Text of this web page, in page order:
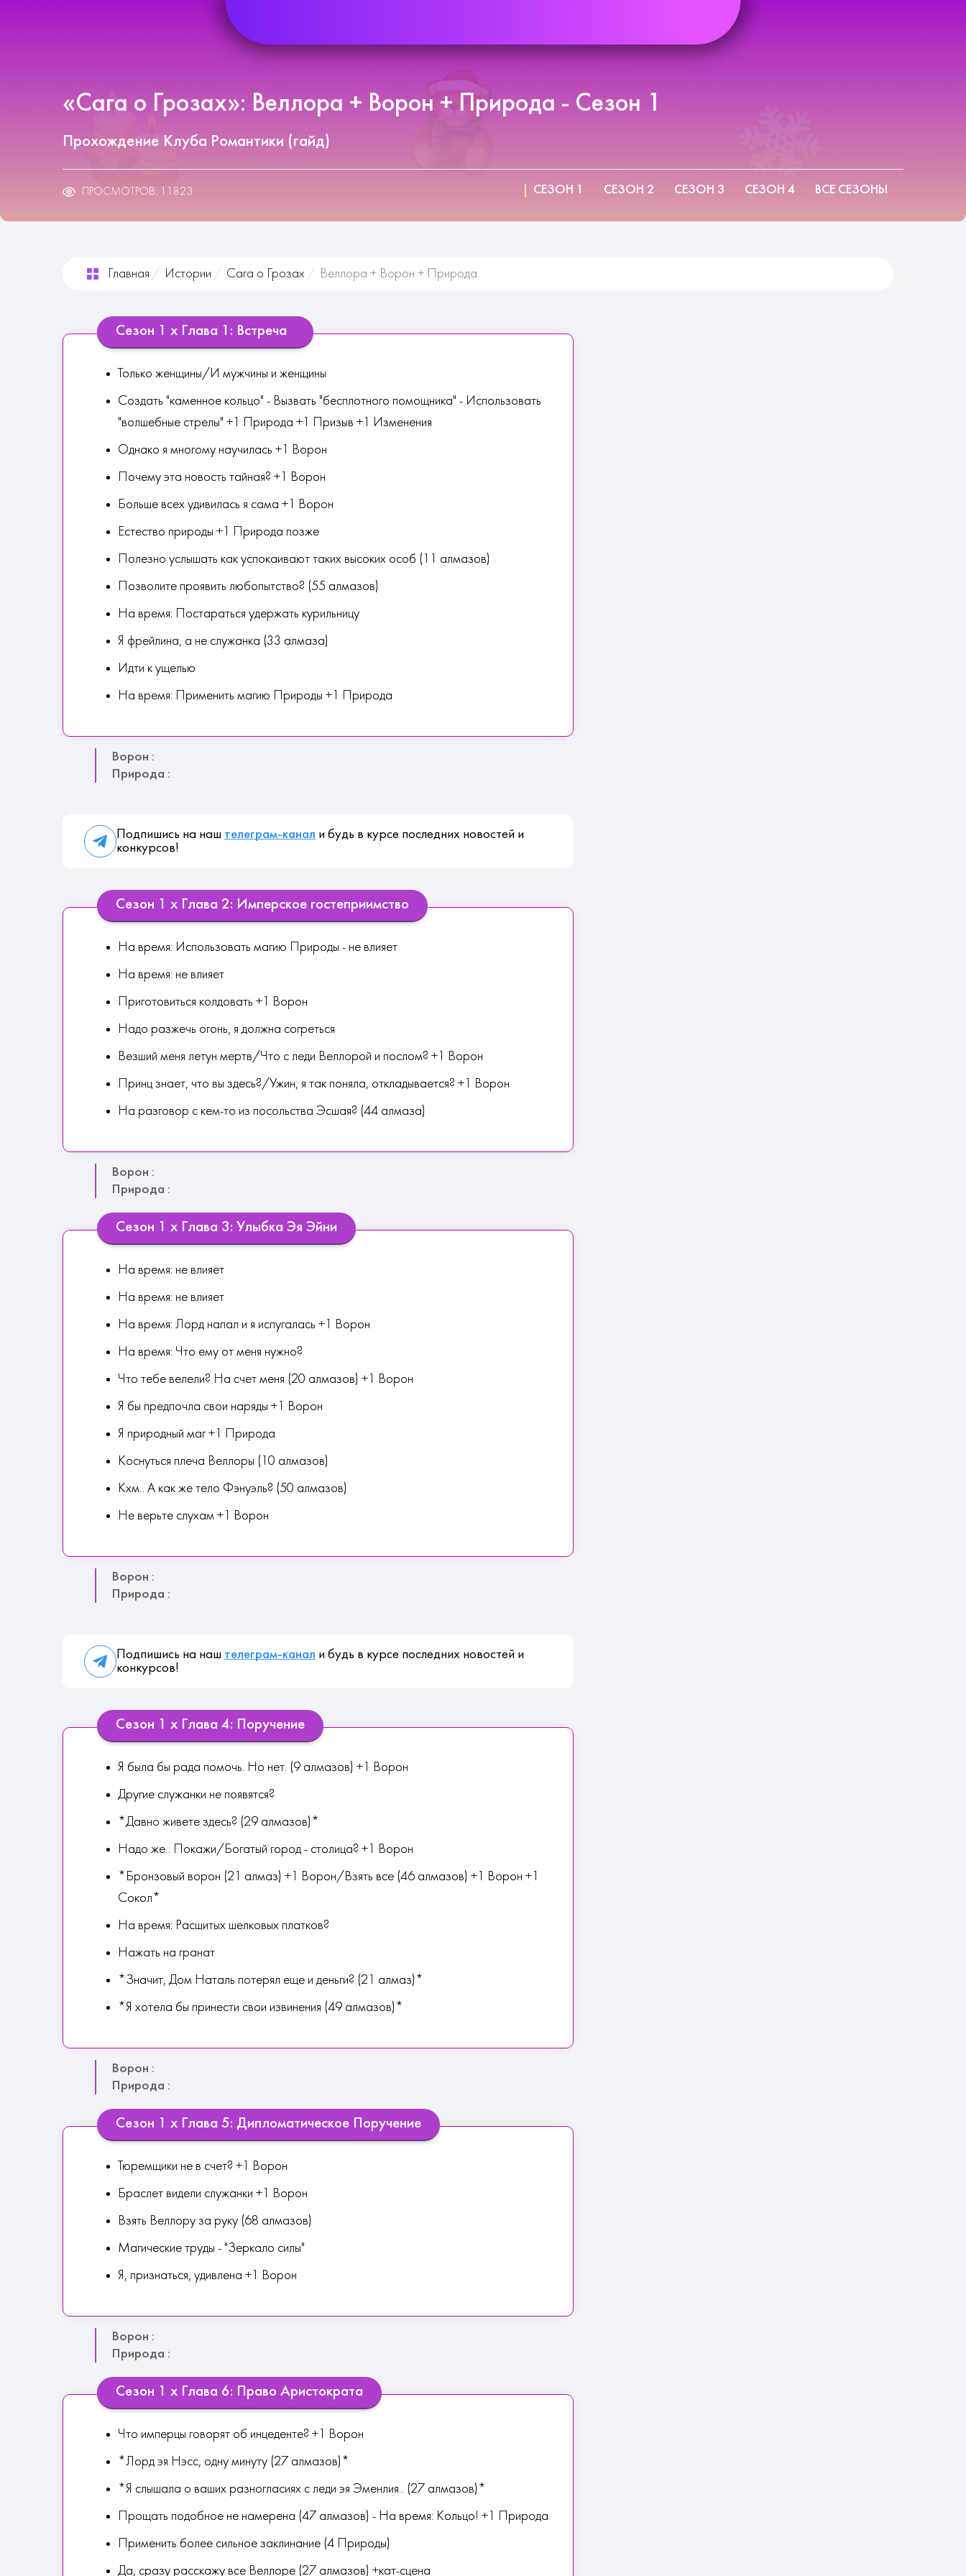
«Сага о Грозах»: Веллора + Ворон + Природа - Сезон 1
Прохождение Клуба Романтики (гайд)
ПРОСМОТРОВ: 11823 СЕЗОН 1 СЕЗОН 2 СЕЗОН 3 СЕЗОН 4 ВСЕ СЕЗОНЫ
Главная Истории Сага о Грозах Веллора + Ворон + Природа
Сезон 1 х Глава 1: Встреча
Только женщины/И мужчины и женщины
Создать "каменное кольцо" - Вызвать "бесплотного помощника" - Использовать
"волшебные стрелы" +1 Природа +1 Призыв +1 Изменения
Однако я многому научилась +1 Ворон
Почему эта новость тайная? +1 Ворон
Больше всех удивилась я сама +1 Ворон
Естество природы +1 Природа позже
Полезно услышать как успокаивают таких высоких особ (11 алмазов)
Позволите проявить любопытство? (55 алмазов)
На время: Постараться удержать курильницу
Я фрейлина, а не служанка (33 алмаза)
Идти к ущелью
На время: Применить магию Природы +1 Природа
Ворон :
Природа :
Подпишись на наш телеграм-канал и будь в курсе последних новостей и
конкурсов!
Сезон 1 х Глава 2: Имперское гостеприимство
На время: Использовать магию Природы - не влияет
На время: не влияет
Приготовиться колдовать +1 Ворон
Надо разжечь огонь, я должна согреться
Везший меня летун мертв/Что с леди Веллорой и послом? +1 Ворон
Принц знает, что вы здесь?/Ужин, я так поняла, откладывается? +1 Ворон
На разговор с кем-то из посольства Эсшая? (44 алмаза)
Ворон :
Природа :
Сезон 1 х Глава 3: Улыбка Эя Эйни
На время: не влияет
На время: не влияет
На время: Лорд напал и я испугалась +1 Ворон
На время: Что ему от меня нужно?
Что тебе велели? На счет меня (20 алмазов) +1 Ворон
Я бы предпочла свои наряды +1 Ворон
Я природный маг +1 Природа
Коснуться плеча Веллоры (10 алмазов)
Кхм.. А как же тело Фэнуэль? (50 алмазов)
Не верьте слухам +1 Ворон
Ворон :
Природа :
Подпишись на наш телеграм-канал и будь в курсе последних новостей и
конкурсов!
Сезон 1 х Глава 4: Поручение
Я была бы рада помочь. Но нет. (9 алмазов) +1 Ворон
Другие служанки не появятся?
*Давно живете здесь? (29 алмазов)*
Надо же.. Покажи/Богатый город - столица? +1 Ворон
*Бронзовый ворон (21 алмаз) +1 Ворон/Взять все (46 алмазов) +1 Ворон +1
Сокол*
На время: Расшитых шелковых платков?
Нажать на гранат
*Значит, Дом Наталь потерял еще и деньги? (21 алмаз)*
*Я хотела бы принести свои извинения (49 алмазов)*
Ворон :
Природа :
Сезон 1 х Глава 5: Дипломатическое Поручение
Тюремщики не в счет? +1 Ворон
Браслет видели служанки +1 Ворон
Взять Веллору за руку (68 алмазов)
Магические труды - "Зеркало силы"
Я, признаться, удивлена +1 Ворон
Ворон :
Природа :
Сезон 1 х Глава 6: Право Аристократа
Что имперцы говорят об инцеденте? +1 Ворон
*Лорд эя Нэсс, одну минуту (27 алмазов)*
*Я слышала о ваших разногласиях с леди эя Эменлия.. (27 алмазов)*
Прощать подобное не намерена (47 алмазов) - На время: Кольцо! +1 Природа
Применить более сильное заклинание (4 Природы)
Да, сразу расскажу все Веллоре (27 алмазов) +кат-сцена